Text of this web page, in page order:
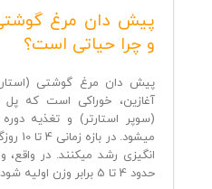
پیش دان مرغ
و چرا حیاتی است؟
آغازین، خوراکی است که پل
(سوپر استارتر) و تغذیه
انگیزی رشد میکنند. در
حدود 4 تا 5 برابر وزن اولیه شود.